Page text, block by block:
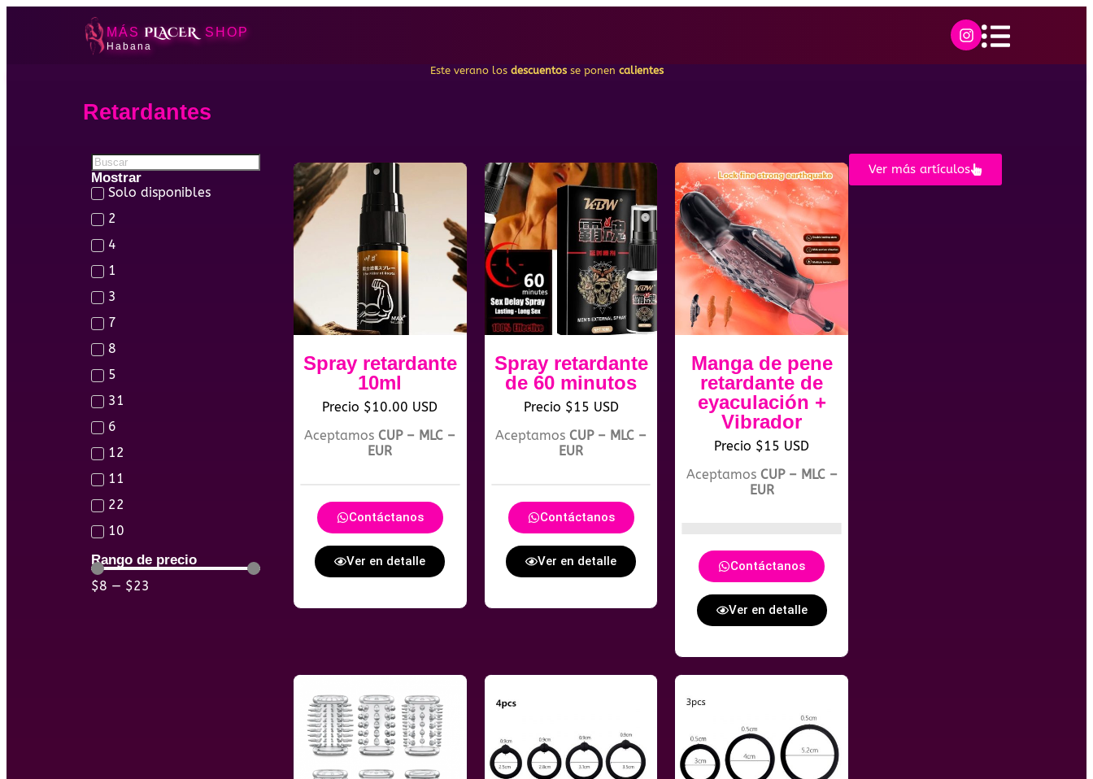
MÁS PLACER SHOP
Habana
Este verano los descuentosse ponen calientes
Retardantes
Mostrar
Solo disponibles
2
4
1
3
7
8
5
31
6
12
11
22
10
Rango de precio
$8 — $23
Spray retardante
10ml
Precio $10.00 USD
AceptamosCUP – MLC –
EUR
Contáctanos
Ver en detalle
Spray retardante
de 60 minutos
Precio $15 USD
AceptamosCUP – MLC –
EUR
Contáctanos
Ver en detalle
Manga de pene
retardante de
eyaculación +
Vibrador
Precio $15 USD
Aceptamos CUP – MLC –
EUR
Contáctanos
Ver en detalle
Ver más artículos